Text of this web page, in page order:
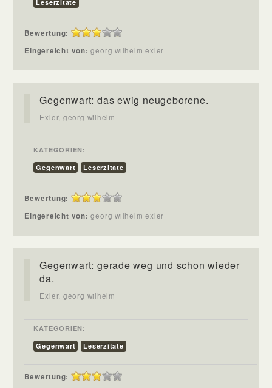
Leserzitate
Bewertung:
Eingereicht von:georg wilhelm exler
Gegenwart: das ewig neugeborene.
Exler, georg wilhelm
KATEGORIEN:
Gegenwart
Leserzitate
Bewertung:
Eingereicht von:georg wilhelm exler
Gegenwart: gerade weg und schon wieder
da.
Exler, georg wilhelm
KATEGORIEN:
Gegenwart
Leserzitate
Bewertung: